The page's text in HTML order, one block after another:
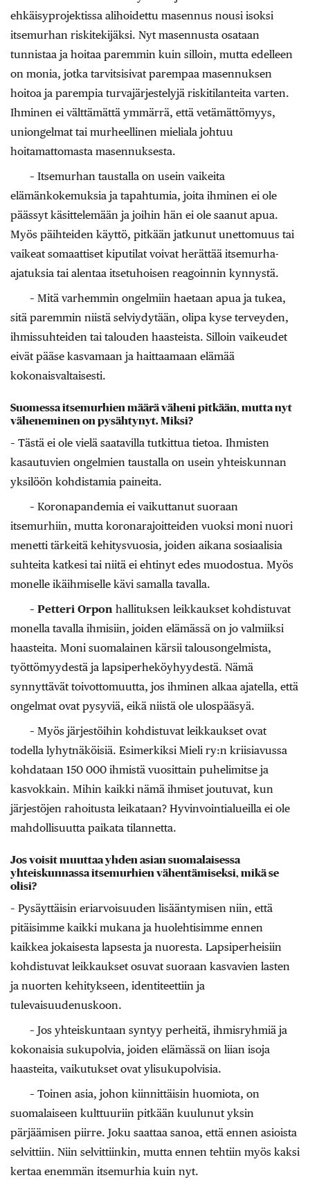
ehkäisyprojektissa alihoidettu masennus nousi isoksi
itsemurhan riskitekijäksi. Nyt masennusta osataan
tunnistaa ja hoitaa paremmin kuin silloin, mutta edelleen
on monia, jotka tarvitsisivat parempaa masennuksen
hoitoa ja parempia turvajärjestelyjä riskitilanteita varten.
Ihminen ei välttämättä ymmärrä, että vetämättömyys,
uniongelmat tai murheellinen mieliala johtuu
hoitamattomasta masennuksesta.
– Itsemurhan taustalla on usein vaikeita
elämänkokemuksia ja tapahtumia, joita ihminen ei ole
päässyt käsittelemään ja joihin hän ei ole saanut apua.
Myös päihteiden käyttö, pitkään jatkunut unettomuus tai
vaikeat somaattiset kiputilat voivat herättää itsemurha-
ajatuksia tai alentaa itsetuhoisen reagoinnin kynnystä.
– Mitä varhemmin ongelmiin haetaan apua ja tukea,
sitä paremmin niistä selviydytään, olipa kyse terveyden,
ihmissuhteiden tai talouden haasteista. Silloin vaikeudet
eivät pääse kasvamaan ja haittaamaan elämää
kokonaisvaltaisesti.
Suomessa itsemurhien määrä väheni pitkään, mutta nyt
väheneminen on pysähtynyt. Miksi?
– Tästä ei ole vielä saatavilla tutkittua tietoa. Ihmisten
kasautuvien ongelmien taustalla on usein yhteiskunnan
yksilöön kohdistamia paineita.
– Koronapandemia ei vaikuttanut suoraan
itsemurhiin, mutta koronarajoitteiden vuoksi moni nuori
menetti tärkeitä kehitysvuosia, joiden aikana sosiaalisia
suhteita katkesi tai niitä ei ehtinyt edes muodostua. Myös
monelle ikäihmiselle kävi samalla tavalla.
– Petteri Orpon hallituksen leikkaukset kohdistuvat
monella tavalla ihmisiin, joiden elämässä on jo valmiiksi
haasteita. Moni suomalainen kärsii talousongelmista,
työttömyydestä ja lapsiperheköyhyydestä. Nämä
synnyttävät toivottomuutta, jos ihminen alkaa ajatella, että
ongelmat ovat pysyviä, eikä niistä ole ulospääsyä.
– Myös järjestöihin kohdistuvat leikkaukset ovat
todella lyhytnäköisiä. Esimerkiksi Mieli ry:n kriisiavussa
kohdataan 150 000 ihmistä vuosittain puhelimitse ja
kasvokkain. Mihin kaikki nämä ihmiset joutuvat, kun
järjestöjen rahoitusta leikataan? Hyvinvointialueilla ei ole
mahdollisuutta paikata tilannetta.
Jos voisit muuttaa yhden asian suomalaisessa
yhteiskunnassa itsemurhien vähentämiseksi, mikä se
olisi?
– Pysäyttäisin eriarvoisuuden lisääntymisen niin, että
pitäisimme kaikki mukana ja huolehtisimme ennen
kaikkea jokaisesta lapsesta ja nuoresta. Lapsiperheisiin
kohdistuvat leikkaukset osuvat suoraan kasvavien lasten
ja nuorten kehitykseen, identiteettiin ja
tulevaisuudenuskoon.
– Jos yhteiskuntaan syntyy perheitä, ihmisryhmiä ja
kokonaisia sukupolvia, joiden elämässä on liian isoja
haasteita, vaikutukset ovat ylisukupolvisia.
– Toinen asia, johon kiinnittäisin huomiota, on
suomalaiseen kulttuuriin pitkään kuulunut yksin
pärjäämisen piirre. Joku saattaa sanoa, että ennen asioista
selvittiin. Niin selvittiinkin, mutta ennen tehtiin myös kaksi
kertaa enemmän itsemurhia kuin nyt.